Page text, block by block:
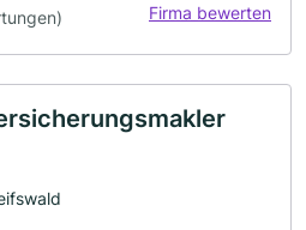
Firma bewerten